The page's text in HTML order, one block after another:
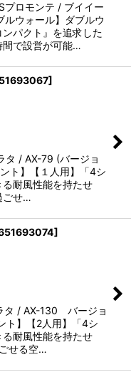
プロモンテ / ブイイー
ルウォール】ダブルウ
パクト』を追求した
間で設営が可能…
]
/ AX-79 (バージョ
ト】【１人用】「4シ
耐風性能を持たせ
ごせ…
]
タ / AX-130 バージョ
ト】【2人用】「4シ
耐風性能を持たせ
せる空…